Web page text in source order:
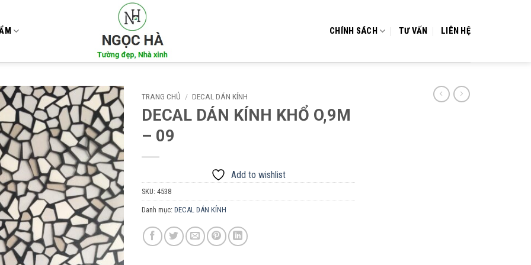
CHÍNH SÁCH TƯ VẤN LIÊN HỆ
Add to
wishlist
TRANG CHỦ / DECAL DÁN KÍNH
DECAL DÁN KÍNH KHỔ O,9M
– 09
Add to wishlist
SKU: 4538
Danh mục: DECAL DÁN KÍNH